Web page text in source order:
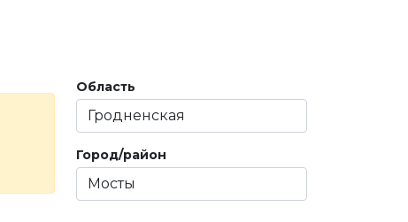
Область
Город/район